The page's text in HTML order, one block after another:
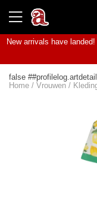
New arrivals have
false
Home / Vrouwen /